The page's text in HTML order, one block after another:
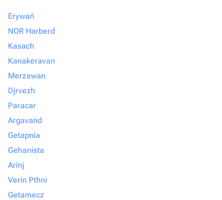
Erywań
NOR Harberd
Kasach
Kanakeravan
Merzawan
Djrvezh
Paracar
Argavand
Getapnia
Gehanista
Arinj
Verin Pthni
Getamecz